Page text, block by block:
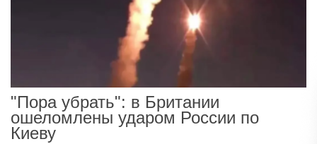
"Пора убрать": в Британии
ошеломлены ударом России по
Киеву